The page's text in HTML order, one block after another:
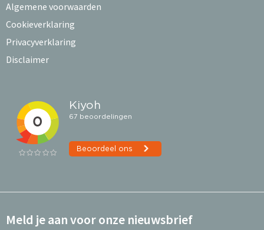
Algemene voorwaarden
Cookieverklaring
Privacyverklaring
Disclaimer
Meld je aan voor onze nieuwsbrief